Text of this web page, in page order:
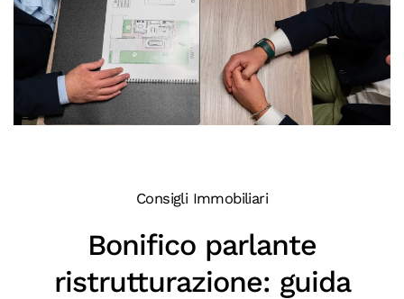
Consigli Immobiliari
Bonifico parlante
ristrutturazione: guida